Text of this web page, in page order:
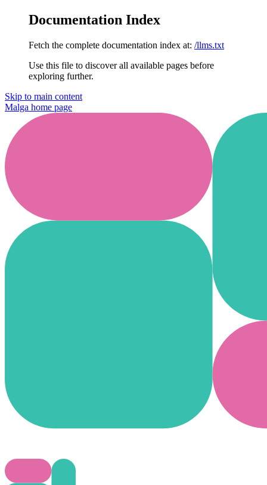
Documentation Index
Fetch the complete documentation index at: /llms.txt
Use this file to discover all available pages before
exploring further.
Skip to main content
Malga home page